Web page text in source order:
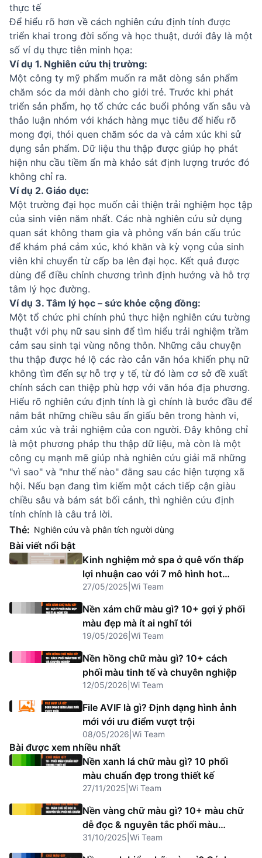
thực tế
Để hiểu rõ hơn về cách nghiên cứu định tính được
triển khai trong đời sống và học thuật, dưới đây là một
số ví dụ thực tiễn minh họa:
Ví dụ 1. Nghiên cứu thị trường:
Một công ty mỹ phẩm muốn ra mắt dòng sản phẩm
chăm sóc da mới dành cho giới trẻ. Trước khi phát
triển sản phẩm, họ tổ chức các buổi phỏng vấn sâu và
thảo luận nhóm với khách hàng mục tiêu để hiểu rõ
mong đợi, thói quen chăm sóc da và cảm xúc khi sử
dụng sản phẩm. Dữ liệu thu thập được giúp họ phát
hiện nhu cầu tiềm ẩn mà khảo sát định lượng trước đó
không chỉ ra.
Ví dụ 2. Giáo dục:
Một trường đại học muốn cải thiện trải nghiệm học tập
của sinh viên năm nhất. Các nhà nghiên cứu sử dụng
quan sát không tham gia và phỏng vấn bán cấu trúc
để khám phá cảm xúc, khó khăn và kỳ vọng của sinh
viên khi chuyển từ cấp ba lên đại học. Kết quả được
dùng để điều chỉnh chương trình định hướng và hỗ trợ
tâm lý học đường.
Ví dụ 3. Tâm lý học – sức khỏe cộng đồng:
Một tổ chức phi chính phủ thực hiện nghiên cứu tường
thuật với phụ nữ sau sinh để tìm hiểu trải nghiệm trầm
cảm sau sinh tại vùng nông thôn. Những câu chuyện
thu thập được hé lộ các rào cản văn hóa khiến phụ nữ
không tìm đến sự hỗ trợ y tế, từ đó làm cơ sở đề xuất
chính sách can thiệp phù hợp với văn hóa địa phương.
Hiểu rõ nghiên cứu định tính là gì chính là bước đầu để
nắm bắt những chiều sâu ẩn giấu bên trong hành vi,
cảm xúc và trải nghiệm của con người. Đây không chỉ
là một phương pháp thu thập dữ liệu, mà còn là một
công cụ mạnh mẽ giúp nhà nghiên cứu giải mã những
"vì sao" và "như thế nào" đằng sau các hiện tượng xã
hội. Nếu bạn đang tìm kiếm một cách tiếp cận giàu
chiều sâu và bám sát bối cảnh, thì nghiên cứu định
tính chính là câu trả lời.
Thẻ: Nghiên cứu và phân tích người dùng
Bài viết nổi bật
Kinh nghiệm mở spa ở quê vốn thấp
lợi nhuận cao với 7 mô hình hot
2025
27/05/2025 Wi Team
Nền xám chữ màu gì? 10+ gợi ý phối
màu đẹp mà ít ai nghĩ tới
19/05/2026 Wi Team
Nền hồng chữ màu gì? 10+ cách
phối màu tinh tế và chuyên nghiệp
12/05/2026 Wi Team
File AVIF là gì? Định dạng hình ảnh
mới với ưu điểm vượt trội
08/05/2026 Wi Team
Bài được xem nhiều nhất
Nền xanh lá chữ màu gì? 10 phối
màu chuẩn đẹp trong thiết kế
27/11/2025 Wi Team
Nền vàng chữ màu gì? 10+ màu chữ
dễ đọc & nguyên tắc phối màu
chuẩn
31/10/2025 Wi Team